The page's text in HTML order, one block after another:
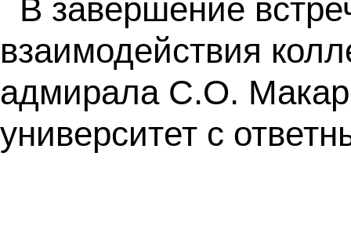
В завершение
взаимодействия
адмирала С.О.
университет с